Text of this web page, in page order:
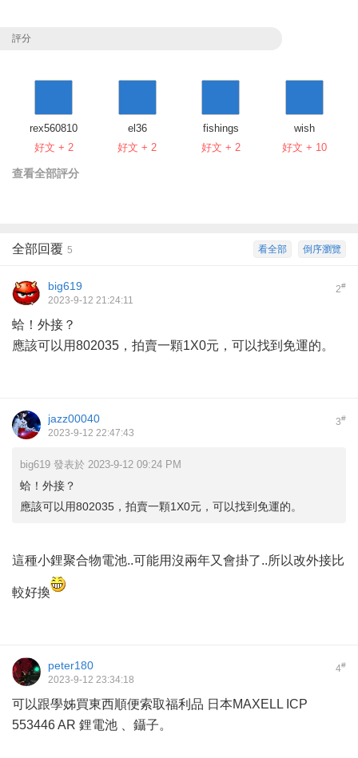
評分
rex560810
好文 + 2
el36
好文 + 2
fishings
好文 + 2
wish
好文 + 10
查看全部評分
倒序瀏覽
看全部
全部回覆 5
2#
big619
2023-9-12 21:24:11
蛤！外接？
應該可以用802035，拍賣一顆1X0元，可以找到免運的。
3#
jazz00040
2023-9-12 22:47:43
big619 發表於 2023-9-12 09:24 PM
蛤！外接？
應該可以用802035，拍賣一顆1X0元，可以找到免運的。
這種小鋰聚合物電池..可能用沒兩年又會掛了..所以改外接比
較好換
4#
peter180
2023-9-12 23:34:18
可以跟學姊買東西順便索取福利品 日本MAXELL ICP
553446 AR 鋰電池
、鑷子。